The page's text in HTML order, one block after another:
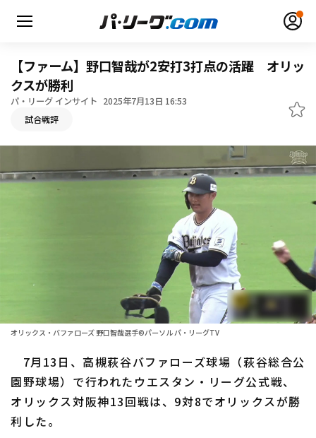
ファーム東地区
ファーム西地区
交流戦
選手名鑑トップ
北海道日本ハムファイターズ
東北楽天ゴールデンイーグルス
ニュース
【ファーム】野口智哉が2安打3打点の活躍 オリッ
クスが勝利
パ・リーグ インサイト 2025年7月13日 16:53
試合戦評
オリックス・バファローズ 野口智哉選手©パーソル パ・リーグTV
7月13日、高槻萩谷バファローズ球場（萩谷総合公
園野球場）で行われたウエスタン・リーグ公式戦、
オリックス対阪神13回戦は、9対8でオリックスが勝
利した。